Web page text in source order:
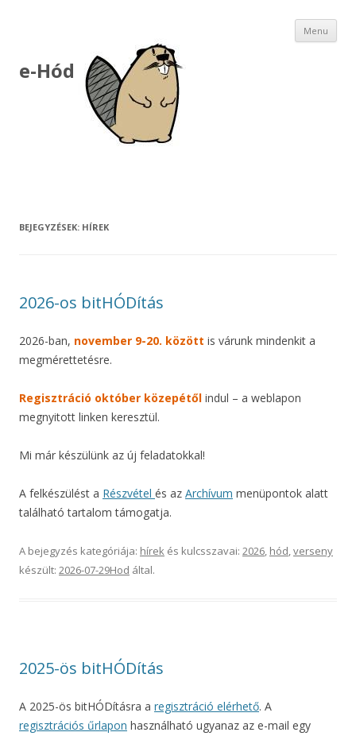
e-Hód
Menu
BEJEGYZÉSEK: HÍREK
2026-os bitHÓDítás
2026-ban, november 9-20. között is várunk mindenkit a
megmérettetésre.
Regisztráció október közepétől indul – a weblapon
megnyitott linken keresztül.
Mi már készülünk az új feladatokkal!
A felkészülést a Részvétel és az Archívum menüpontok alatt
található tartalom támogatja.
A bejegyzés kategóriája: hírek és kulcsszavai: 2026, hód,verseny
készült: 2026-07-29Hod által.
2025-ös bitHÓDítás
A 2025-ös bitHÓDításra a regisztráció elérhető. A
regisztrációs űrlapon használható ugyanaz az e-mail egy